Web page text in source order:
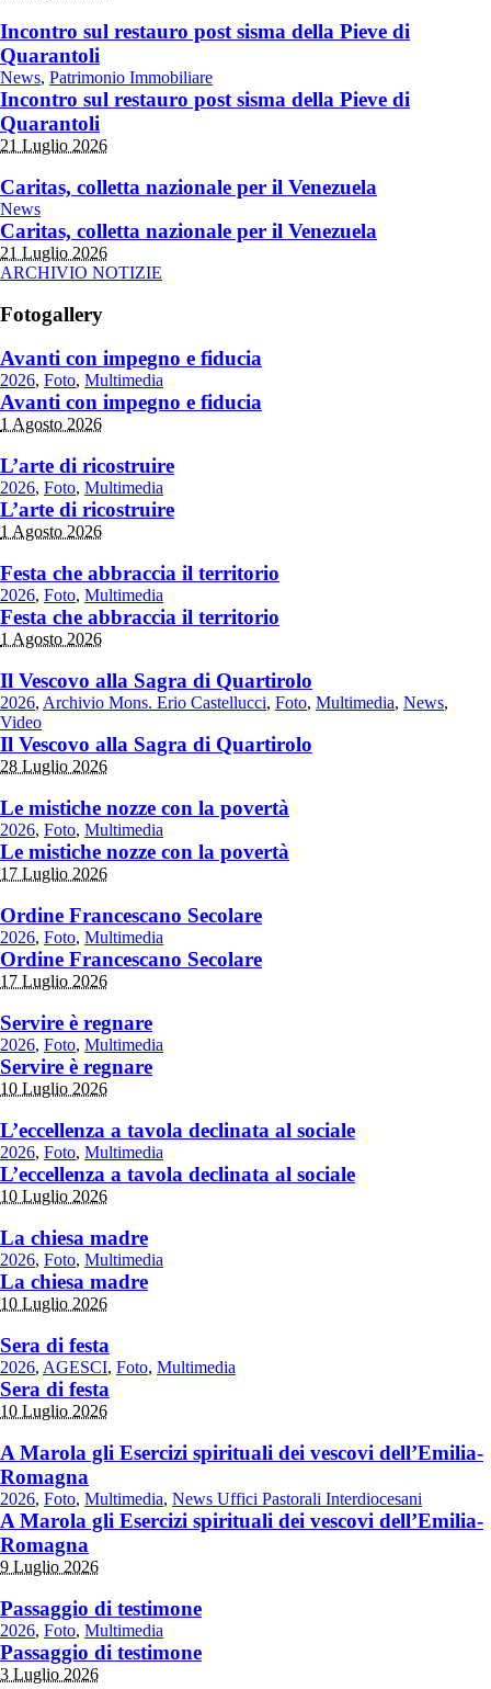
Incontro sul restauro post sisma della Pieve di
Quarantoli
News, Patrimonio Immobiliare
Incontro sul restauro post sisma della Pieve di
Quarantoli
21 Luglio 2026
Caritas, colletta nazionale per il Venezuela
News
Caritas, colletta nazionale per il Venezuela
21 Luglio 2026
ARCHIVIO NOTIZIE
Fotogallery
Avanti con impegno e fiducia
2026, Foto, Multimedia
Avanti con impegno e fiducia
1 Agosto 2026
L’arte di ricostruire
2026, Foto, Multimedia
L’arte di ricostruire
1 Agosto 2026
Festa che abbraccia il territorio
2026, Foto, Multimedia
Festa che abbraccia il territorio
1 Agosto 2026
Il Vescovo alla Sagra di Quartirolo
2026, Archivio Mons. Erio Castellucci, Foto, Multimedia, News,
Video
Il Vescovo alla Sagra di Quartirolo
28 Luglio 2026
Le mistiche nozze con la povertà
2026, Foto, Multimedia
Le mistiche nozze con la povertà
17 Luglio 2026
Ordine Francescano Secolare
2026, Foto, Multimedia
Ordine Francescano Secolare
17 Luglio 2026
Servire è regnare
2026, Foto, Multimedia
Servire è regnare
10 Luglio 2026
L’eccellenza a tavola declinata al sociale
2026, Foto, Multimedia
L’eccellenza a tavola declinata al sociale
10 Luglio 2026
La chiesa madre
2026, Foto, Multimedia
La chiesa madre
10 Luglio 2026
Sera di festa
2026, AGESCI, Foto, Multimedia
Sera di festa
10 Luglio 2026
A Marola gli Esercizi spirituali dei vescovi dell’Emilia-
Romagna
2026, Foto, Multimedia, News Uffici Pastorali Interdiocesani
A Marola gli Esercizi spirituali dei vescovi dell’Emilia-
Romagna
9 Luglio 2026
Passaggio di testimone
2026, Foto, Multimedia
Passaggio di testimone
3 Luglio 2026